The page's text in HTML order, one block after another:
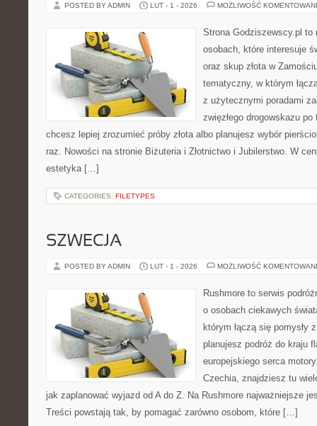
POSTED BY ADMIN LUT - 1 - 2026 MOŻLIWOŚĆ
Strona Godziszewscy.pl
osobach, które interesuje
oraz skup złota w
tematyczny, w którym
z użytecznymi poradami
zwięzłego drogowskazu
chcesz lepiej zrozumieć próby złota albo planujesz wybór
raz. Nowości na stronie Biżuteria i Złotnictwo i Jubilerstwo. W
estetyka […]
CATEGORIES: FILETYPES
SZWECJA
POSTED BY ADMIN LUT - 1 - 2026 MOŻLIWOŚĆ
Rushmore to serwis
o osobach ciekawych
którym łączą się pomysły
planujesz podróż do kraju
europejskiego serca
Czechia, znajdziesz tu
jak zaplanować wyjazd od A do Z. Na Rushmore najważniejsze
Treści powstają tak, by pomagać zarówno osobom, które […]